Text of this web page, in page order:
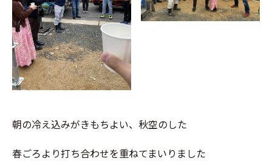
朝の冷え込みがきもちよい、秋空のした
春ごろより打ち合わせを重ねてまいりました